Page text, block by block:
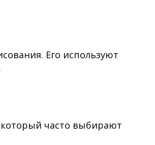
Его используют
часто выбирают